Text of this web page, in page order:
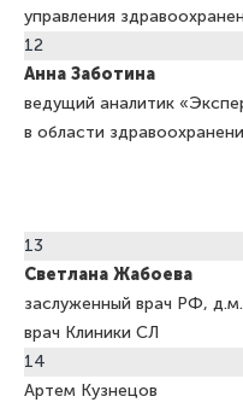
управления
12
Анна Заботина
ведущий аналитик
в области
13
Светлана Жабоева
заслуженный врач РФ,
врач Клиники СЛ
14
Артем Кузнецов